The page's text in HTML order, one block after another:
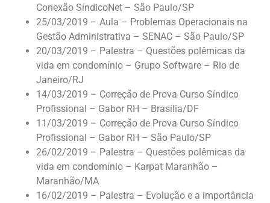
Conexão SíndicoNet – São Paulo/SP
25/03/2019 – Aula – Problemas Operacionais na
Gestão Administrativa – SENAC – São Paulo/SP
20/03/2019 – Palestra – Questões polêmicas da
vida em condomínio – Grupo Software – Rio de
Janeiro/RJ
14/03/2019 – Correção de Prova Curso Síndico
Profissional – Gabor RH – Brasília/DF
11/03/2019 – Correção de Prova Curso Síndico
Profissional – Gabor RH – São Paulo/SP
26/02/2019 – Palestra – Questões polêmicas da
vida em condomínio – Karpat Maranhão –
Maranhão/MA
16/02/2019 – Palestra – Evolução e a importância